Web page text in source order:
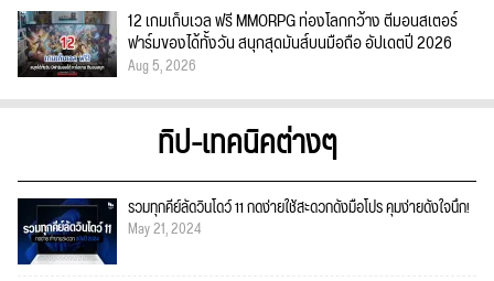
12 เกมเก็บเวล ฟรี MMORPG ท่องโลกกว้าง ตีมอนสเตอร์
ฟาร์มของได้ทั้งวัน สนุกสุดมันส์บนมือถือ อัปเดตปี 2026
Aug 5, 2026
ทิป-เทคนิคต่างๆ
รวมทุกคีย์ลัดวินโดว์ 11 กดง่ายใช้สะดวกดั่งมือโปร คุมง่ายดั่งใจนึก!
May 21, 2024